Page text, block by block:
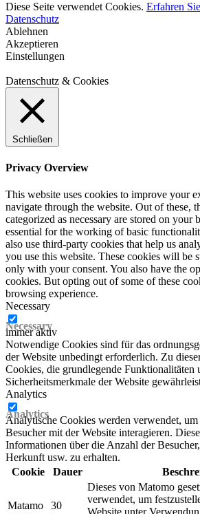
Diese Seite verwendet Cookies. Erfahren
Datenschutz
Ablehnen
Akzeptieren
Einstellungen
Datenschutz & Cookies
Schließen
Privacy Overview
This website uses cookies to improve your
navigate through the website. Out of these,
categorized as necessary are stored on your
essential for the working of basic
also use third-party cookies that help us
you use this website. These cookies will be
only with your consent. You also have the
cookies. But opting out of some of these
browsing experience.
Necessary
Necessary
immer aktiv
Notwendige Cookies sind für das
der Website unbedingt erforderlich. Zu
Cookies, die grundlegende Funktionalitäten
Sicherheitsmerkmale der Website
Analytics
Analytics
Analytische Cookies werden verwendet,
Besucher mit der Website interagieren.
Informationen über die Anzahl der
Herkunft usw. zu erhalten.
Cookie
Dauer
Matamo
30
Dieses von Matomo
verwendet, um
Website unter